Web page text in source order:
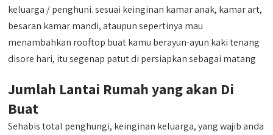
keluarga / penghuni. sesuai keinginan kamar anak, kamar art,
besaran kamar mandi, ataupun sepertinya mau
menambahkan rooftop buat kamu berayun-ayun kaki tenang
disore hari, itu segenap patut di persiapkan sebagai matang
Jumlah Lantai Rumah yang akan Di
Buat
Sehabis total penghungi, keinginan keluarga, yang wajib anda